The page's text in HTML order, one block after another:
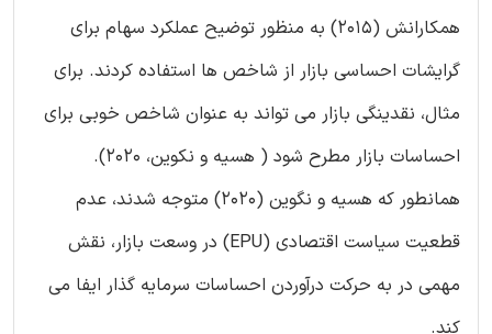
همکارانش (2015) به منظور توضیح عملکرد سهام برای
گرایشات احساسی بازار از شاخص ها استفاده کردند. برای
مثال، نقدینگی بازار می تواند به عنوان شاخص خوبی برای
احساسات بازار مطرح شود ( هسیه و نکوین، 2020).
همانطور که هسیه و نگوین (2020) متوجه شدند، عدم
قطعیت سیاست اقتصادی (EPU) در وسعت بازار، نقش
مهمی در به حرکت درآوردن احساسات سرمایه گذار ایفا می
کند.